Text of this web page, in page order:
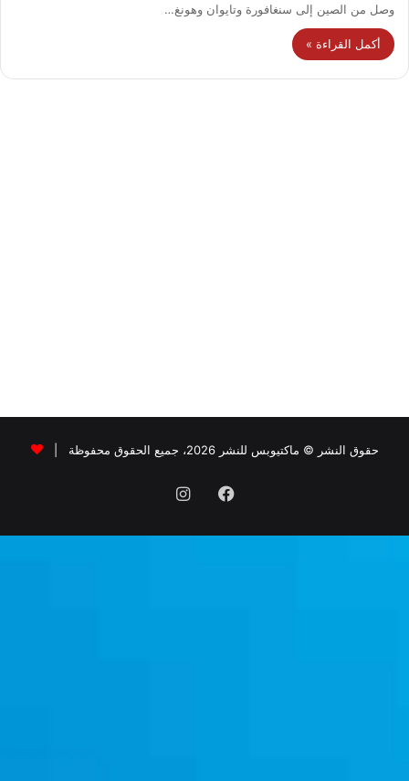
وصل من الصين إلى سنغافورة وتايوان وهونغ…
أكمل القراءة »
حقوق النشر © ماكتيوبس للنشر 2026، جميع الحقوق محفوظة |
فيسبوكانستقرام